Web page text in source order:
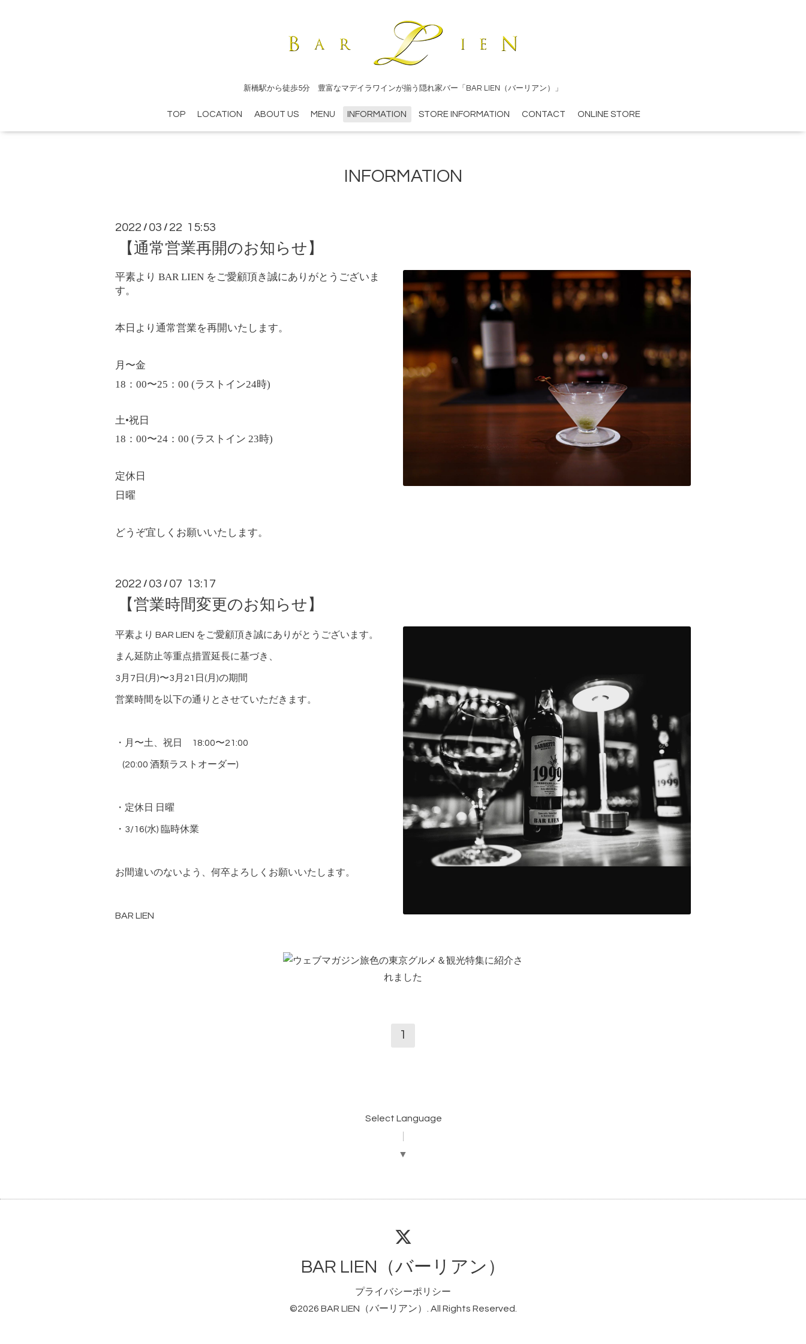
新橋駅から徒歩5分 豊富なマデイラワインが揃う隠れ家バー「BAR LIEN（バーリアン）」
TOP LOCATION ABOUT US MENU INFORMATION STORE INFORMATION CONTACT ONLINE STORE
INFORMATION
2022 / 03 / 22 15:53
【通常営業再開のお知らせ】
平素より BAR LIEN をご愛顧頂き誠にありがとうございま
す。
本日より通常営業を再開いたします。
月〜金
18 ： 00〜25 ： 00 (ラストイン24時)
土•祝日
18 ： 00〜24 ： 00 (ラストイン 23時)
定休日
日曜
どうぞ宜しくお願いいたします。
2022 / 03 / 07 13:17
【営業時間変更のお知らせ】
平素より BAR LIEN をご愛顧頂き誠にありがとうございます。
まん延防止等重点措置延長に基づき、
3月7日(月)〜3月21日(月)の期間
営業時間を以下の通りとさせていただきます。
・月〜土、祝日 18:00〜21:00
(20:00 酒類ラストオーダー)
・定休日 日曜
・3/16(水) 臨時休業
お間違いのないよう、何卒よろしくお願いいたします。
BAR LIEN
1
Select Language
▼
BAR LIEN（バーリアン）
プライバシーポリシー
©2026 BAR LIEN（バーリアン） . All Rights Reserved.